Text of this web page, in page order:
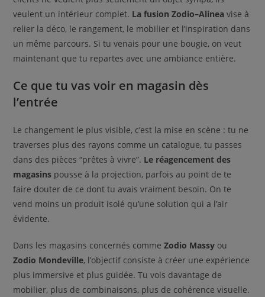
veulent un intérieur complet. La fusion Zodio–Alinea vise à
relier la déco, le rangement, le mobilier et l’inspiration dans
un même parcours. Si tu venais pour une bougie, on veut
maintenant que tu repartes avec une ambiance entière.
Ce que tu vas voir en magasin dès
l’entrée
Le changement le plus visible, c’est la mise en scène : tu ne
traverses plus des rayons comme un catalogue, tu passes
dans des pièces “prêtes à vivre”. Le réagencement des
magasins pousse à la projection, parfois au point de te
faire douter de ce dont tu avais vraiment besoin. On te
vend moins un produit isolé qu’une solution qui a l’air
évidente.
Dans les magasins concernés commeZodio Massy ou
Zodio Mondeville, l’objectif consiste à créer une expérience
plus immersive et plus guidée. Tu vois davantage de
mobilier, plus de combinaisons, plus de cohérence visuelle.